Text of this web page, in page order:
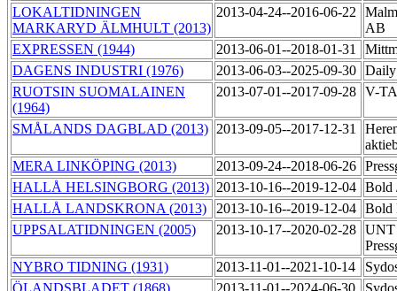
LOKALTIDNINGEN
MARKARYD ÄLMHULT (2013)
2013-04-24--2016-06-22
AB
EXPRESSEN (1944)
2013-06-01--2018-01-31
DAGENS INDUSTRI (1976)
2013-06-03--2025-09-30
RUOTSIN SUOMALAINEN
(1964)
2013-07-01--2017-09-28 V-
SMÅLANDS DAGBLAD (2013) 2013-09-05--2017-12-31
MERA LINKÖPING (2013)
2013-09-24--2018-06-26
HALLÅ HELSINGBORG (2013) 2013-10-16--2019-12-04 Bold
HALLÅ LANDSKRONA (2013)
2013-10-16--2019-12-04 Bold
UPPSALATIDNINGEN (2005)
2013-10-17--2020-02-28 UNT
NYBRO TIDNING (1931)
2013-11-01--2021-10-14